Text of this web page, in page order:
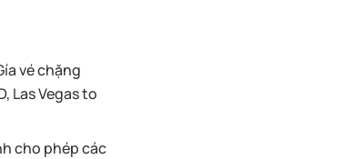
vé chặng
Las Vegas to
cho phép các